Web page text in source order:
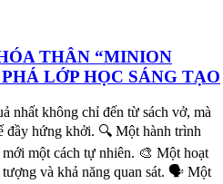
THÂN “MINION
LỚP HỌC SÁNG TẠO
nhất không chỉ đến từ sách vở, mà
đầy hứng khởi. 🔍 Một hành trình
một cách tự nhiên. 🎨 Một hoạt
và khả năng quan sát. 🗣️ Một